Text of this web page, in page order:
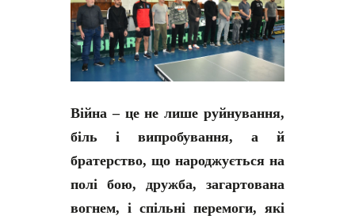
Війна – це не лише руйнування,
біль і випробування, а й
братерство, що народжується на
полі бою, дружба, загартована
вогнем, і спільні перемоги, які